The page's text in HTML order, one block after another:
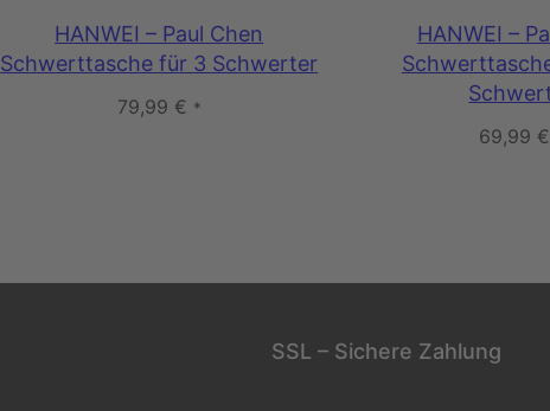
HANWEI – Paul Chen
Schwerttasche für 3 Schwerter
79,99 € *
HANWEI –
69,99 €
SSL – Sichere Zahlung